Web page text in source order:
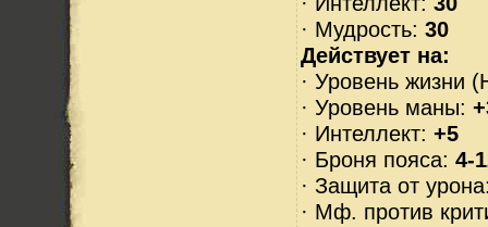
· Мудрость: 30
Действует на:
· Уровень жизни
· Уровень маны:
· Интеллект: +5
· Броня пояса: 4-
· Защита от
· Мф. против